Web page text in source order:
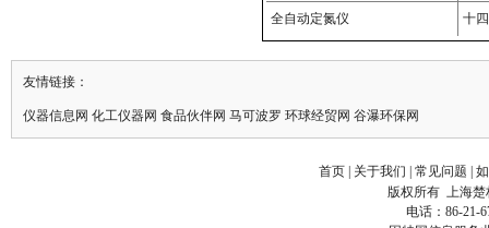
友情链接：
仪器信息网 化工仪器网 食品伙伴网 马可波罗 环球经贸网 谷瀑环保网
首页 | 关于我们 | 常见问题 |
版权所有 上海
电话：86-21-